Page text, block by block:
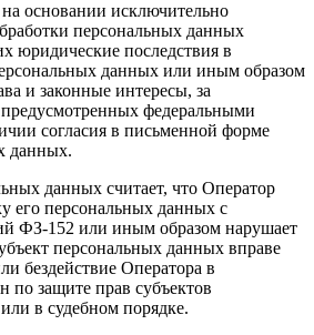
основании исключительно
персональных данных
юридические последствия в
данных или иным образом
и законные интересы, за
федеральными
согласия в письменной форме
данных.
данных считает, что Оператор
его персональных данных с
ФЗ-152 или иным образом нарушает
персональных данных вправе
бездействие Оператора в
защите прав субъектов
в судебном порядке.